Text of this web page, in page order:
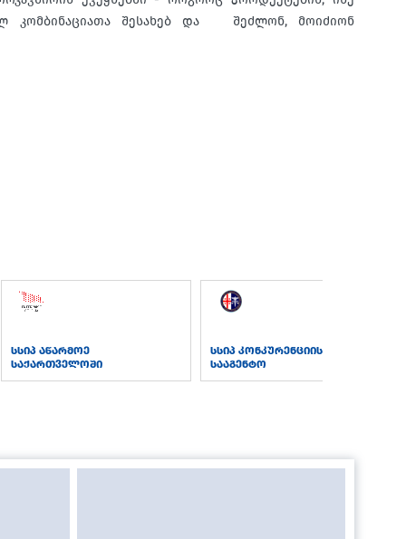
კომბინაციათა შესახებ და შეძლონ, მოიძიონ
სსიპ აწარმოე
საქართველოში
სსიპ კონკურენციის
სააგენტო